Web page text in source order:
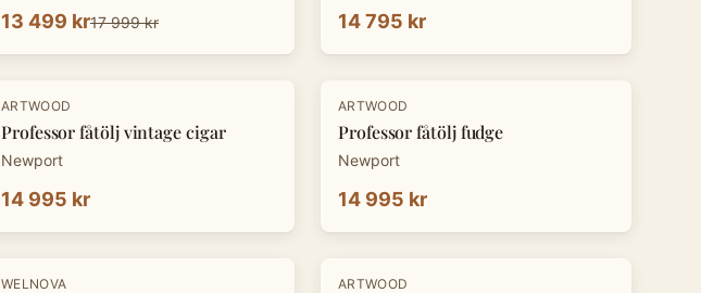
13 499 kr17 999 kr 14 795 kr
ARTWOOD
Professor fåtölj vintage cigar
Newport
14 995 kr
ARTWOOD
Professor fåtölj fudge
Newport
14 995 kr
-25 %
WELNOVA -20%
ARTWOOD